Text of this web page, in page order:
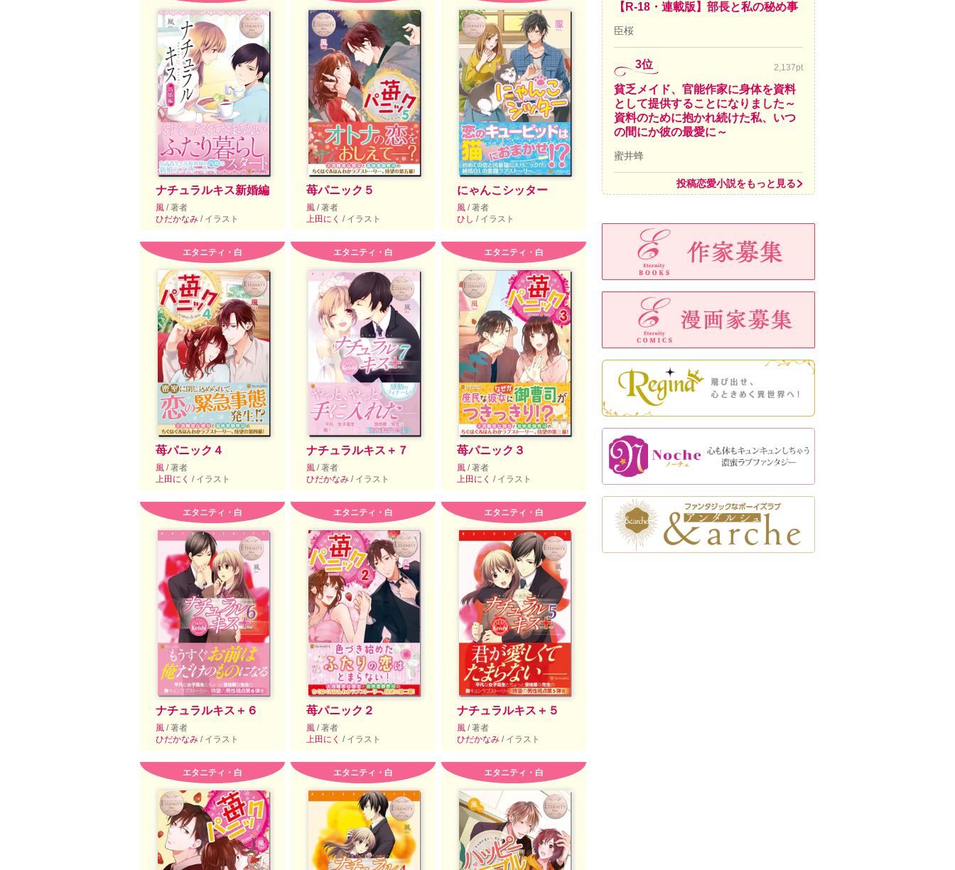
ナチュラルキス新婚編
風 / 著者
ひだかなみ / イラスト
苺パニック５
風 / 著者
上田にく / イラスト
にゃんこシッター
風 / 著者
ひし / イラスト
エタニティ・白
苺パニック４
風 / 著者
上田にく / イラスト
エタニティ・白
ナチュラルキス＋７
風 / 著者
ひだかなみ / イラスト
エタニティ・白
苺パニック３
風 / 著者
上田にく / イラスト
エタニティ・白
ナチュラルキス＋６
風 / 著者
ひだかなみ / イラスト
エタニティ・白
苺パニック２
風 / 著者
上田にく / イラスト
エタニティ・白
ナチュラルキス＋５
風 / 著者
ひだかなみ / イラスト
エタニティ・白 エタニティ・白 エタニティ・白
【R-18・連載版】部長と私の秘め事
臣桜
3位 2,137pt
貧乏メイド、官能作家に身体を資料
として提供することになりました～
資料のために抱かれ続けた私、いつ
の間にか彼の最愛に～
蜜井蜂
投稿恋愛小説をもっと見る